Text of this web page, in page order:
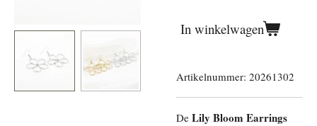
In winkelwagen
Artikelnummer: 20261302
De Lily Bloom Earrings